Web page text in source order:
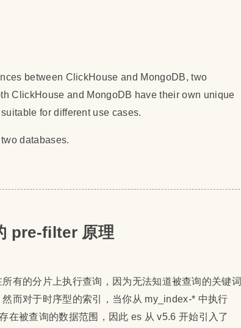
between ClickHouse and MongoDB, two
ClickHouse and MongoDB have their own unique
for different use cases.
databases.
pre-filter 原理
有的分片上执行查询，因为无法知道被查询的关键词
而对于时序型的索引，当你从 my_index-* 中执行
在被查询的数据范围，因此 es 从 v5.6 开始引入了